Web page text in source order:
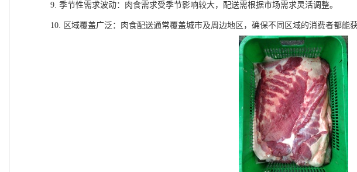
9. 季节性需求波动：肉食需求受季节影响较大，配送需根据市场需求灵活调整。
10. 区域覆盖广泛：肉食配送通常覆盖城市及周边地区，确保不同区域的消费者都能获